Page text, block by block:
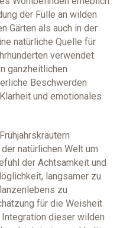
der Fülle an wilden
Gärten als auch in der
natürliche Quelle für
verwendet
ganzheitlichen
Beschwerden
und emotionales
natürlichen Welt um
der Achtsamkeit und
langsamer zu
zu
für die Weisheit
dieser wilden